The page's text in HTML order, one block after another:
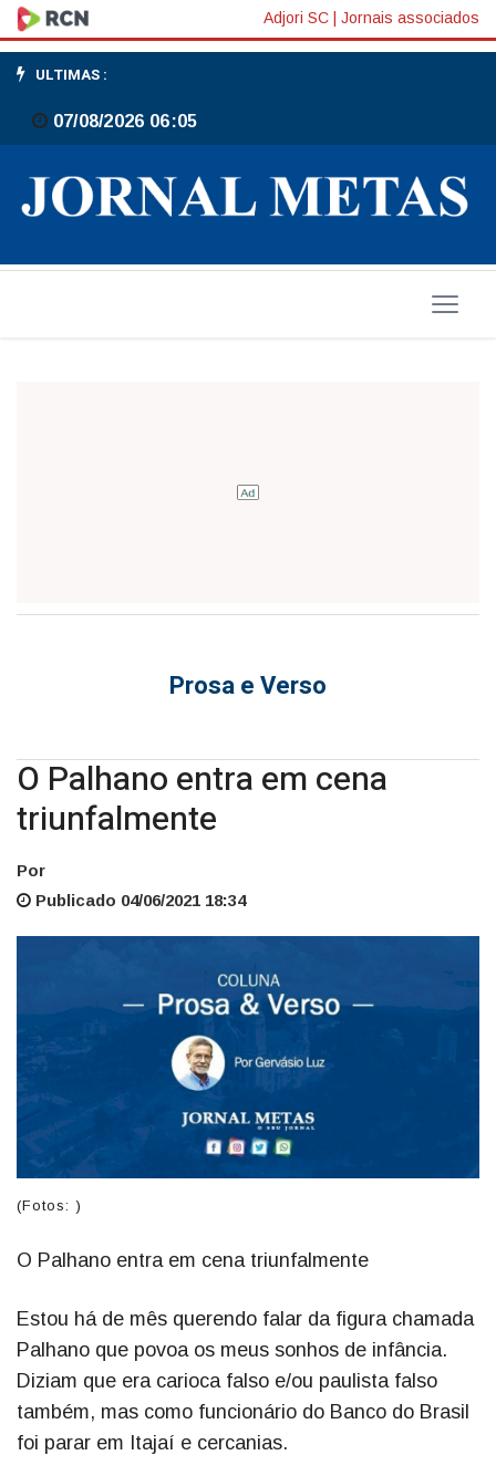
O
Palhano
entra
em
cena
triunfalmente
Adjori SC Jornais associados
ULTIMAS :
07/08/2026 06:05
Prosa e Verso
O Palhano entra em cena
triunfalmente
Por
Publicado 04/06/2021 18:34
(Fotos: )
O Palhano entra em cena triunfalmente
Estou há de mês querendo falar da figura chamada
Palhano que povoa os meus sonhos de infância.
Diziam que era carioca falso e/ou paulista falso
também, mas como funcionário do Banco do Brasil
foi parar em Itajaí e cercanias.